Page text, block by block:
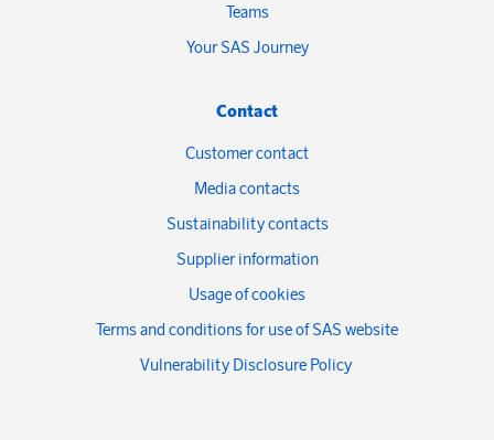
Teams
Your SAS Journey
Contact
Customer contact
Media contacts
Sustainability contacts
Supplier information
Usage of cookies
Terms and conditions for use of SAS website
Vulnerability Disclosure Policy